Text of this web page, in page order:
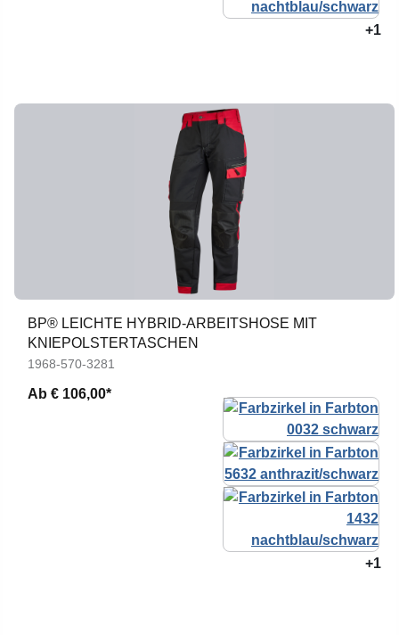
+1
BP® LEICHTE HYBRID-ARBEITSHOSE MIT
KNIEPOLSTERTASCHEN
1968-570-3281
Ab € 106,00*
+1